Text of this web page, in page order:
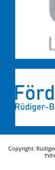
Copyright: